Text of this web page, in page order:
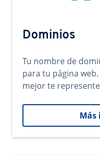
Dominios
Tu nombre de
para tu página
mejor te
Más